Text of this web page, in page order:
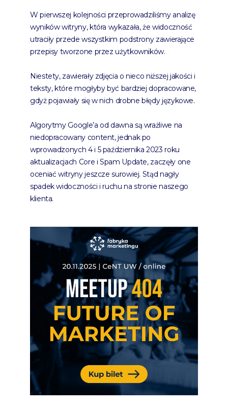
W pierwszej kolejności przeprowadziliśmy analizę
wyników witryny, która wykazała, że widoczność
utraciły przede wszystkim podstrony zawierające
przepisy tworzone przez użytkowników.
Niestety, zawierały zdjęcia o nieco niższej jakości i
teksty, które mogłyby być bardziej dopracowane,
gdyż pojawiały się w nich drobne błędy językowe.
Algorytmy Google’a od dawna są wrażliwe na
niedopracowany content, jednak po
wprowadzonych 4 i 5 października 2023 roku
aktualizacjach Core i Spam Update, zaczęły one
oceniać witryny jeszcze surowiej. Stąd nagły
spadek widoczności i ruchu na stronie naszego
klienta.